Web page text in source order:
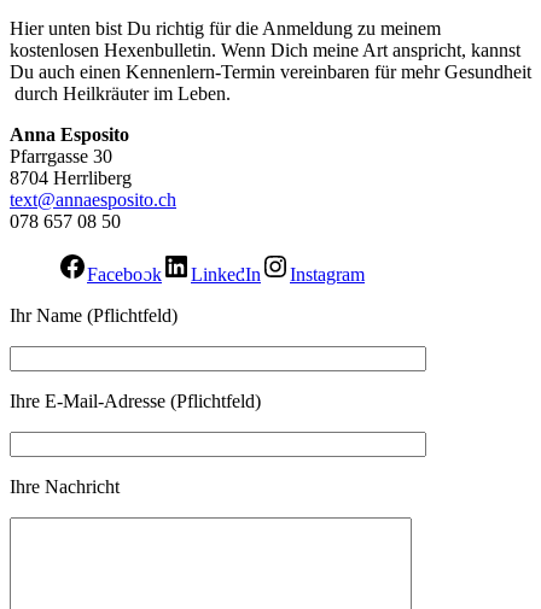
Hier unten bist Du richtig für die Anmeldung zu meinem
kostenlosen Hexenbulletin. Wenn Dich meine Art anspricht, kannst
Du auch einen Kennenlern-Termin vereinbaren für mehr Gesundheit
durch Heilkräuter im Leben.
Anna Esposito
Pfarrgasse 30
8704 Herrliberg
text@annaesposito.ch
078 657 08 50
Facebook LinkedIn
Instagram
Ihr Name (Pflichtfeld)
Ihre E-Mail-Adresse (Pflichtfeld)
Ihre Nachricht